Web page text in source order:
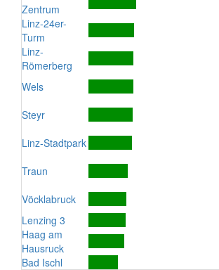
Zentrum
Linz-24er-
Turm
Linz-
Römerberg
Wels
Steyr
Linz-Stadtpark
Traun
Vöcklabruck
Lenzing 3
Haag am
Hausruck
Bad Ischl